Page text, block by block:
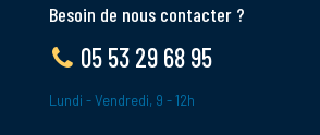
Besoin de nous contacter ?
05 53 29 68 95
Lundi - Vendredi, 9 - 12h